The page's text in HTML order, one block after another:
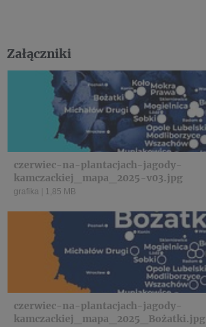
Załączniki
czerwiec-na-plantacjach-jagody-
kamczackiej_mapa_2025-v03.jpg
grafika 1,85 MB
czerwiec-na-plantacjach-jagody-
kamczackiej_mapa_2025_Bożatki.jpg